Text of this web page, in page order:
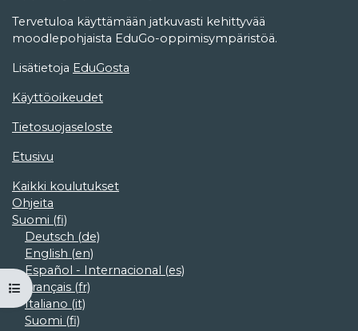
Avaa kurssisisältö
Tervetuloa käyttämään jatkuvasti kehittyvää
moodlepohjaista EduGo-oppimisympäristöä.
Lisätietoja EduGosta
Käyttöoikeudet
Tietosuojaseloste
Etusivu
Kaikki koulutukset
Ohjeita
Suomi ‎(fi)‎
Deutsch ‎(de)‎
English ‎(en)‎
Español - Internacional ‎(es)‎
Français ‎(fr)‎
Italiano ‎(it)‎
Suomi ‎(fi)‎